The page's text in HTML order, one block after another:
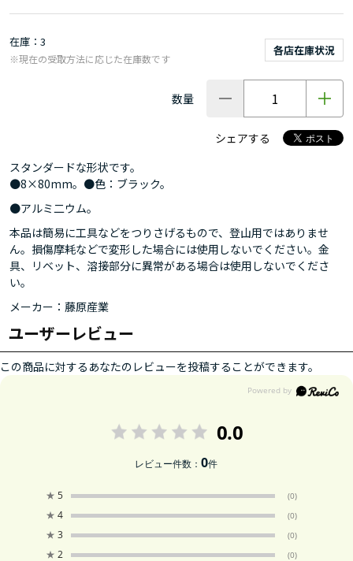
在庫 3
各店在庫状況
※現在の受取方法に応じた在庫数です
数量
シェアする
スタンダードな形状です。
●8×80mm。●色：ブラック。
●アルミ二ウム。
本品は簡易に工具などをつりさげるもので、登山用ではありませ
ん。損傷摩耗などで変形した場合には使用しないでください。金
具、リベット、溶接部分に異常がある場合は使用しないでくださ
い。
メーカー：藤原産業
ユーザーレビュー
この商品に対するあなたのレビューを投稿することができます。
0.0
レビュー件数：0件
★ 5 (0)
★ 4 (0)
★ 3 (0)
★ 2 (0)